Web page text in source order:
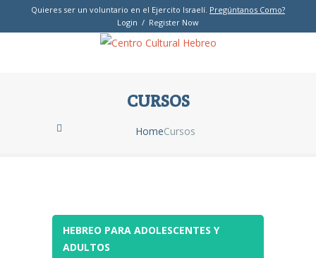
Quieres ser un voluntario en el Ejercito Israelí. Pregúntanos Como?
Login / Register Now
CURSOS
HomeCursos
HEBREO PARA ADOLESCENTES Y
ADULTOS